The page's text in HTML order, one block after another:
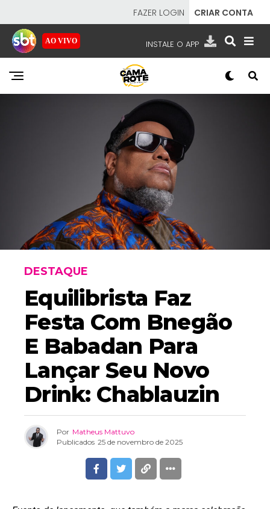
FAZER LOGIN CRIAR CONTA
AO VIVO INSTALE O APP
EMISSORAS
- SISTEMA BRASILEIRO DE TELEVISÃO
DESTAQUE
Equilibrista Faz
Festa Com Bnegão
E Babadan Para
Lançar Seu Novo
Drink: Chablauzin
Por Matheus Mattuvo
Publicados 25 de novembro de 2025
Flipboard
Pinterest
Whatsapp
Email